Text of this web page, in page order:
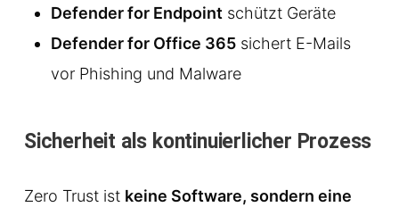
Defender for Endpoint schützt Geräte
Defender for Office 365sichert E-Mails
vor Phishing und Malware
Sicherheit als kontinuierlicher Prozess
Zero Trust ist keine Software, sondern eine